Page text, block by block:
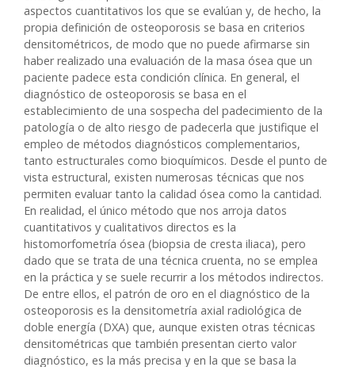
aspectos cuantitativos los que se evalúan y, de hecho, la
propia definición de osteoporosis se basa en criterios
densitométricos, de modo que no puede afirmarse sin
haber realizado una evaluación de la masa ósea que un
paciente padece esta condición clínica. En general, el
diagnóstico de osteoporosis se basa en el
establecimiento de una sospecha del padecimiento de la
patología o de alto riesgo de padecerla que justifique el
empleo de métodos diagnósticos complementarios,
tanto estructurales como bioquímicos. Desde el punto de
vista estructural, existen numerosas técnicas que nos
permiten evaluar tanto la calidad ósea como la cantidad.
En realidad, el único método que nos arroja datos
cuantitativos y cualitativos directos es la
histomorfometría ósea (biopsia de cresta iliaca), pero
dado que se trata de una técnica cruenta, no se emplea
en la práctica y se suele recurrir a los métodos indirectos.
De entre ellos, el patrón de oro en el diagnóstico de la
osteoporosis es la densitometría axial radiológica de
doble energía (DXA) que, aunque existen otras técnicas
densitométricas que también presentan cierto valor
diagnóstico, es la más precisa y en la que se basa la